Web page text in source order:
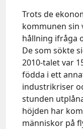
Trots de
kommunen sin
hållning ifråga
De som sökte
2010-talet var
födda i ett
industrikriser
stunden
höjden har
människor på